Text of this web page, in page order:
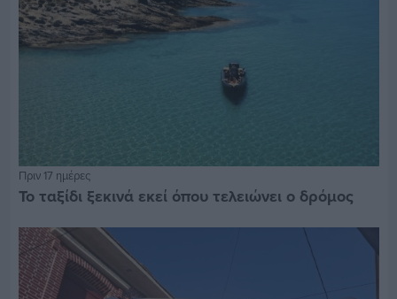
Πριν 17 ημέρες
Το ταξίδι ξεκινά εκεί όπου τελειώνει ο δρόμος